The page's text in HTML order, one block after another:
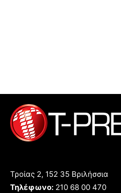
Τροίας 2, 152 35 Βριλήσσια
Τηλέφωνο: 210 68 00 470